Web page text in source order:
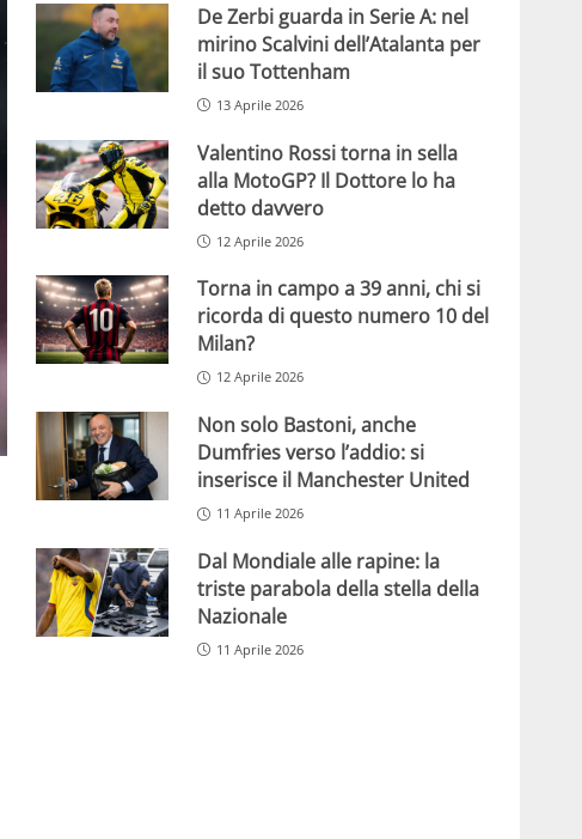
De Zerbi guarda in Serie A: nel
mirino Scalvini dell’Atalanta per
il suo Tottenham
13 Aprile 2026
Valentino Rossi torna in sella
alla MotoGP? Il Dottore lo ha
detto davvero
12 Aprile 2026
Torna in campo a 39 anni, chi si
ricorda di questo numero 10 del
Milan?
12 Aprile 2026
Non solo Bastoni, anche
Dumfries verso l’addio: si
inserisce il Manchester United
11 Aprile 2026
Dal Mondiale alle rapine: la
triste parabola della stella della
Nazionale
11 Aprile 2026